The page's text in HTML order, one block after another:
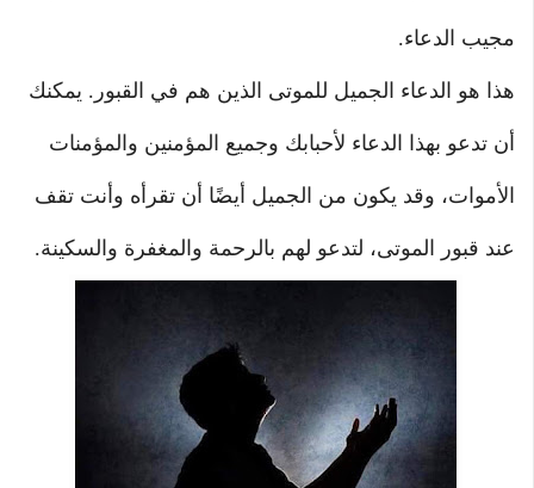
مجيب الدعاء.
هذا هو الدعاء الجميل للموتى الذين هم في القبور. يمكنك
أن تدعو بهذا الدعاء لأحبابك وجميع المؤمنين والمؤمنات
الأموات، وقد يكون من الجميل أيضًا أن تقرأه وأنت تقف
عند قبور الموتى، لتدعو لهم بالرحمة والمغفرة والسكينة.